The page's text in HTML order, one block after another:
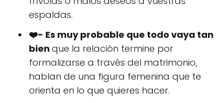
espaldas.
❤️- Es muy probable que todo vaya tan
bien que la relación termine por
formalizarse a través del matrimonio,
hablan de una figura femenina que te
orienta en lo que quieres hacer.